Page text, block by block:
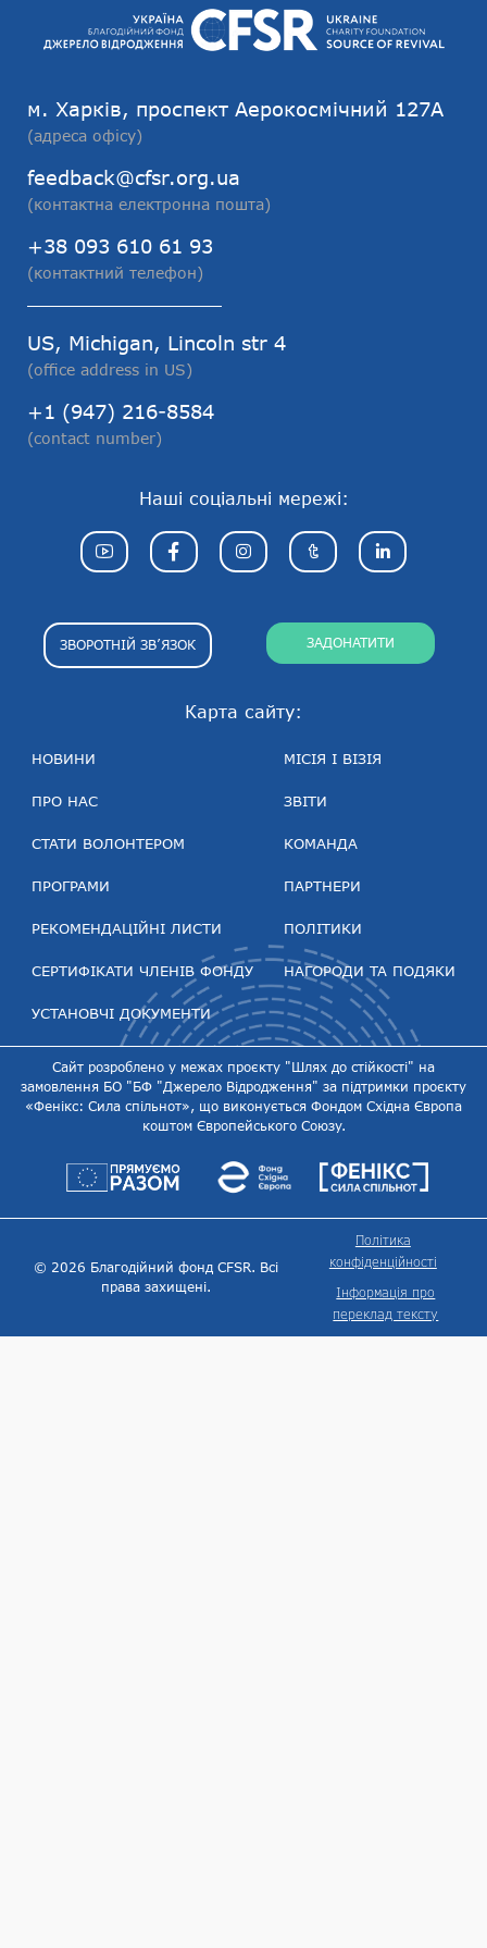
м. Харків, проспект Аерокосмічний 127А
(адреса офісу)
feedback@cfsr.org.ua
(контактна електронна пошта)
+38 093 610 61 93
(контактний телефон)
US, Michigan, Lincoln str 4
(office address in US)
+1 (947) 216-8584
(contact number)
Карта сайту:
НОВИНИ
ПРО НАС
СТАТИ ВОЛОНТЕРОМ
ПРОГРАМИ
РЕКОМЕНДАЦІЙНІ ЛИСТИ
СЕРТИФІКАТИ ЧЛЕНІВ ФОНДУ
УСТАНОВЧІ ДОКУМЕНТИ
МІСІЯ І ВІЗІЯ
ЗВІТИ
КОМАНДА
ПАРТНЕРИ
ПОЛІТИКИ
НАГОРОДИ ТА ПОДЯКИ
Наші соціальні мережі:
ЗВОРОТНІЙ ЗВ’ЯЗОК ЗАДОНАТИТИ
Сайт розроблено у межах проєкту "Шлях до стійкості" на
замовлення БО "БФ "Джерело Відродження" за підтримки проєкту
«Фенікс: Сила спільнот», що виконується Фондом Східна Європа
коштом Європейського Союзу.
© 2026 Благодійний фонд CFSR. Всі
права захищені.
Політика
конфіденційності
Інформація про
переклад тексту